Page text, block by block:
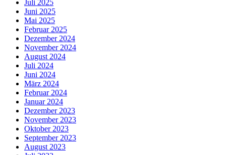
Juli 2025
Juni 2025
Mai 2025
Februar 2025
Dezember 2024
November 2024
August 2024
Juli 2024
Juni 2024
März 2024
Februar 2024
Januar 2024
Dezember 2023
November 2023
Oktober 2023
September 2023
August 2023